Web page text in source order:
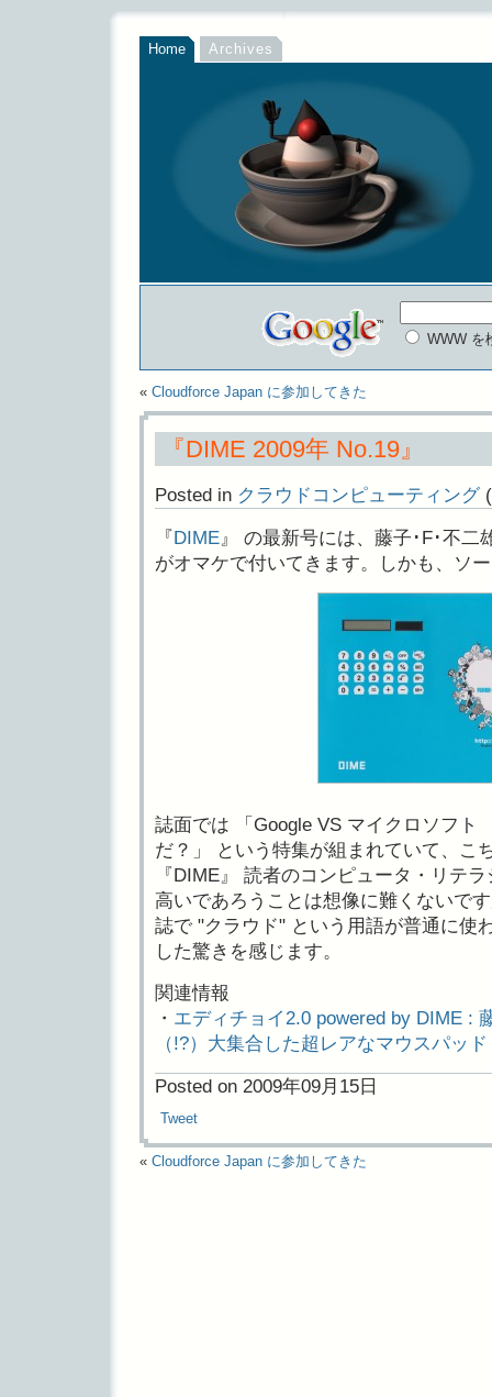
Home Archives
WWW を
« Cloudforce Japan に参加してきた
『DIME 2009年 No.19』
Posted in クラウドコンピューティング(
『DIME』 の最新号には、藤子･F･不二
がオマケで付いてきます。しかも、ソ
誌面では 「Google VS マイクロソフ
だ？」 という特集が組まれていて、こ
『DIME』 読者のコンピュータ・リテ
高いであろうことは想像に難くないで
誌で "クラウド" という用語が普通に使
した驚きを感じます。
関連情報
・ エディチョイ2.0 powered by DIME :
（!?）大集合した超レアなマウスパッド
Posted on 2009年09月15日
Tweet
« Cloudforce Japan に参加してきた